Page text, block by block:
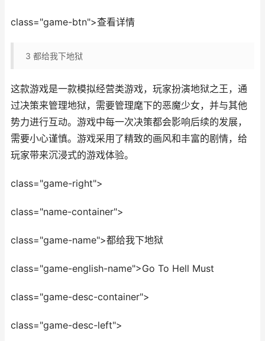
class="game-btn">查看详情
3 都给我下地狱
这款游戏是一款模拟经营类游戏，玩家扮演地狱之王，通
过决策来管理地狱，需要管理麾下的恶魔少女，并与其他
势力进行互动。游戏中每一次决策都会影响后续的发展，
需要小心谨慎。游戏采用了精致的画风和丰富的剧情，给
玩家带来沉浸式的游戏体验。
class="game-right">
class="name-container">
class="game-name">都给我下地狱
class="game-english-name">Go To Hell Must
class="game-desc-container">
class="game-desc-left">